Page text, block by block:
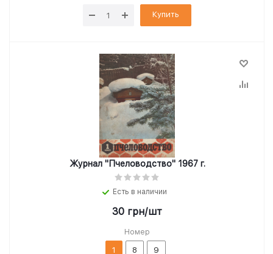
Купить
Журнал "Пчеловодство" 1967 г.
Есть в наличии
30 грн/шт
Номер
1 8 9